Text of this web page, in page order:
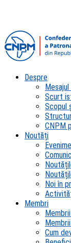
Despre
Scurt
Scopul
CNPM
Noutăți
Noi în
Membri
Cum